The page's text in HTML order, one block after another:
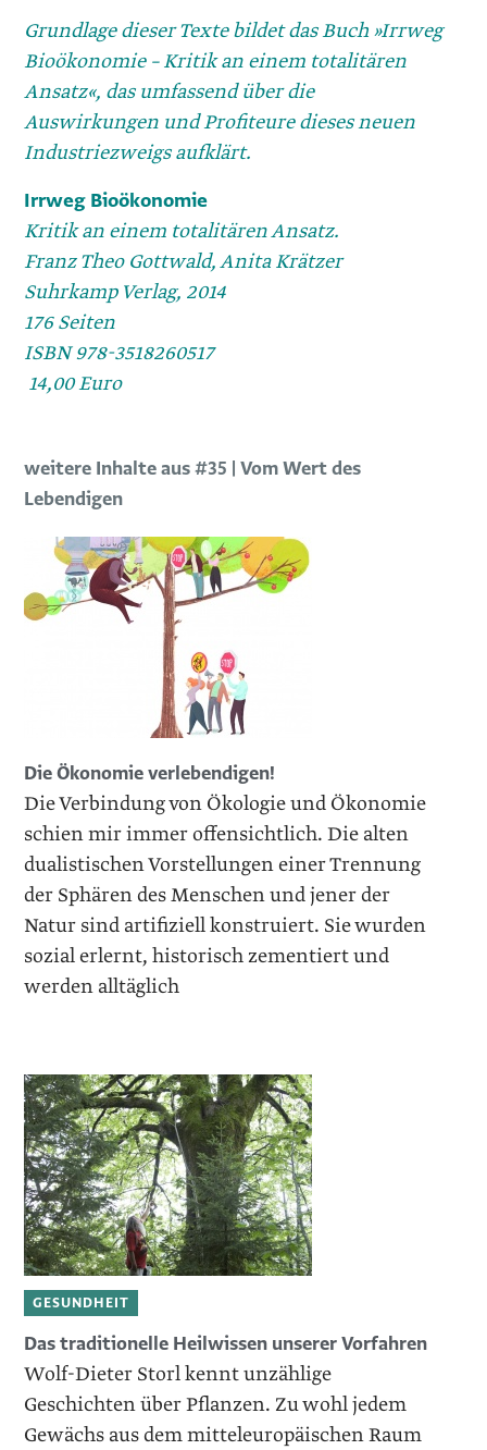
Grundlage dieser Texte bildet das Buch »­Irrweg
Bioökonomie – Kritik an einem totalitären
Ansatz«, das umfassend über die
Auswirkungen und Profiteure dieses neuen
Industriezweigs aufklärt.
Irrweg Bioökonomie
Kritik an einem totalitären Ansatz.
Franz Theo Gottwald, Anita Krätzer
Suhrkamp Verlag, 2014
176 Seiten
ISBN 978-3518260517
14,00 Euro
weitere Inhalte aus #35 | Vom Wert des
Lebendigen
Die Ökonomie verlebendigen!
Die Verbindung von Ökologie und Ökonomie
schien mir immer offensichtlich. Die alten
dualistischen Vorstellungen einer Trennung
der Sphären des Menschen und jener der
Natur sind artifiziell konstruiert. Sie wurden
sozial erlernt, historisch zementiert und
werden alltäglich
GESUNDHEIT
Das traditionelle ­Heilwissen unserer Vorfahren
Wolf-Dieter Storl kennt unzählige
Geschichten über Pflanzen. Zu wohl jedem
Gewächs aus dem mitteleuropäischen Raum